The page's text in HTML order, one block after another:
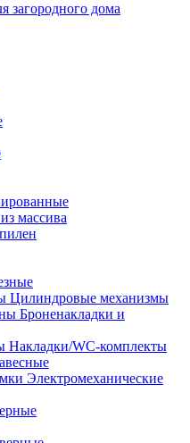
загородного дома
массива
Цилиндровые механизмы
Броненакладки и
Накладки/WC-комплекты
Электромеханические